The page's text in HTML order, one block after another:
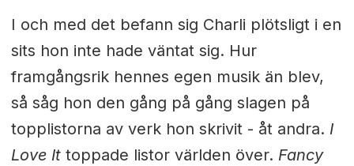
I och med det befann sig Charli plötsligt i en
sits hon inte hade väntat sig. Hur
framgångsrik hennes egen musik än blev,
så såg hon den gång på gång slagen på
topplistorna av verk hon skrivit - åt andra. I
Love Ittoppade listor världen över. Fancy